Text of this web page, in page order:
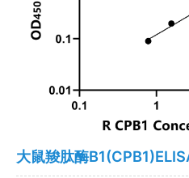
大鼠羧肽酶